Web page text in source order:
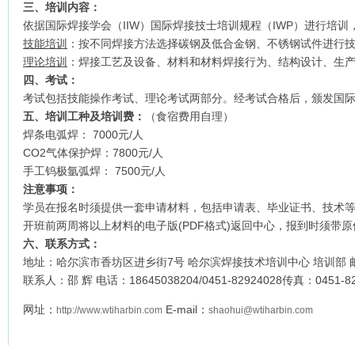
三、培训内容：
依据国际焊接学会（IIW）国际焊接技士培训规程（IWP）进行培训
技能培训
：按不同焊接方法选择碳钢及低合金钢、不锈钢试件进行
理论培训
：焊接工艺及设备、材料和材料焊接行为、结构设计、生
四、考试：
考试包括技能操作考试、理论考试两部分。经考试合格后，颁发国
五、培训工种及培训费：
（食宿费用自理）
焊条电弧焊： 7000元/人
CO2气体保护焊：7800元/人
手工钨极氩弧焊： 7500元/人
注意事项：
学员在报名时须提供一套申请材料，包括申请表、毕业证书、技术
开班前两周将以上材料的电子版(PDF格式)返回中心，报到时须带
六、联系方式：
地址：哈尔滨市香坊区进乡街7号 哈尔滨焊接技术培训中心 培训部
联系人：邵 辉 电话：18645038204/0451-82924028传真：0451-
网址： http://www.wtiharbin.com E-mail： shaohui@wtiharbin.com